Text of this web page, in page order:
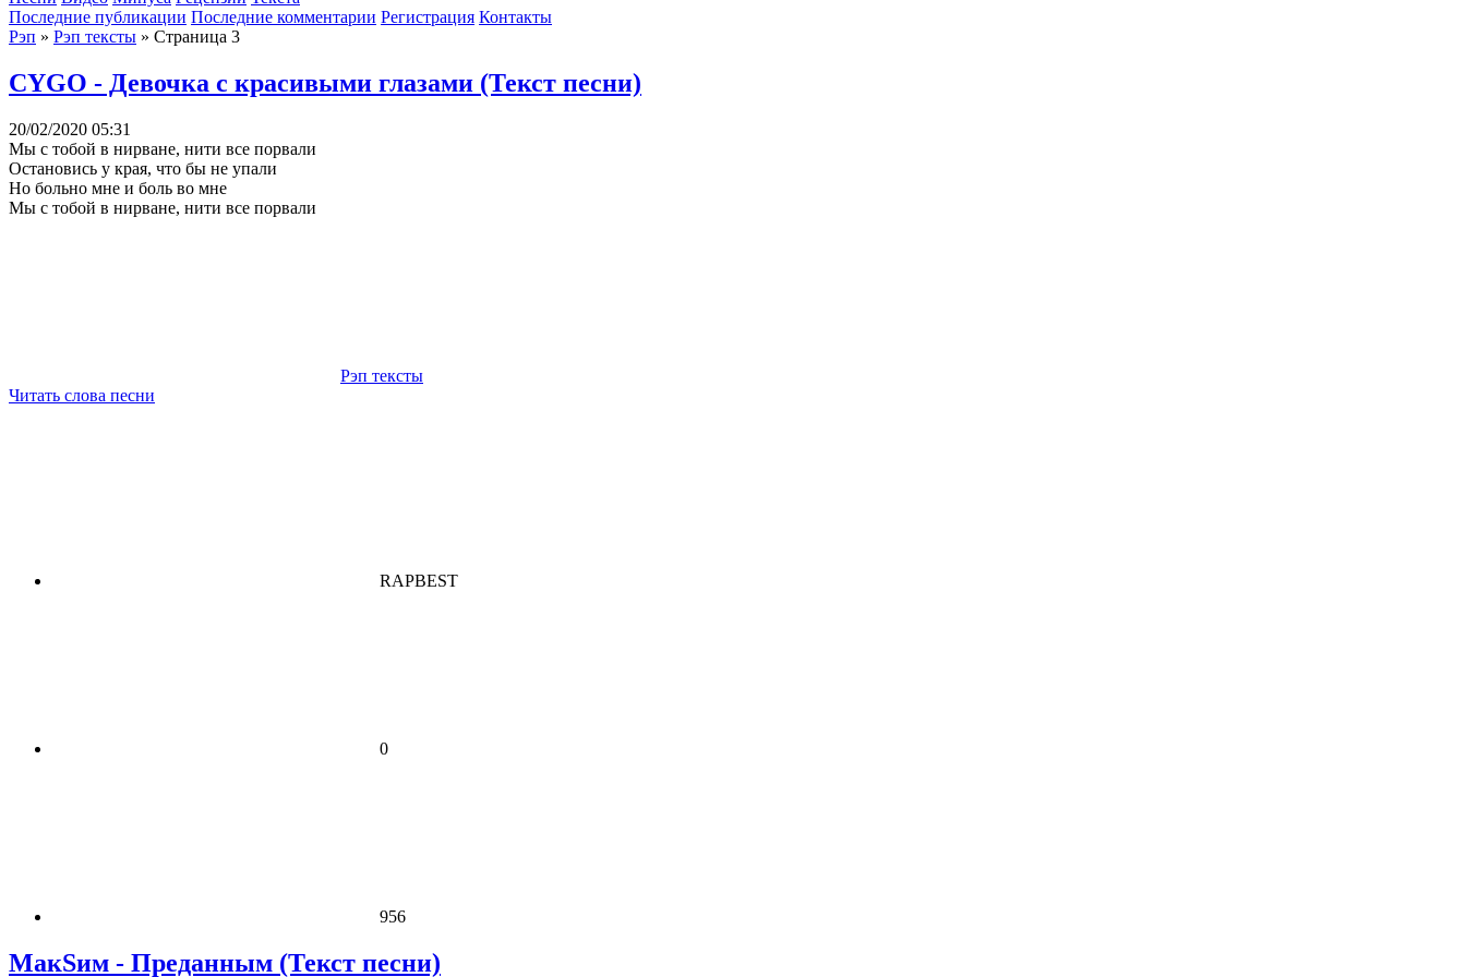
Последние публикации Последние комментарии Регистрация Контакты
Рэп » Рэп тексты » Страница 3
CYGO - Девочка с красивыми глазами (Текст песни)
20/02/2020 05:31
Мы с тобой в нирване, нити все порвали
Остановись у края, что бы не упали
Но больно мне и боль во мне
Мы с тобой в нирване, нити все порвали
Рэп тексты
Читать слова песни
RAPBEST
0
956
МакSим - Преданным (Текст песни)